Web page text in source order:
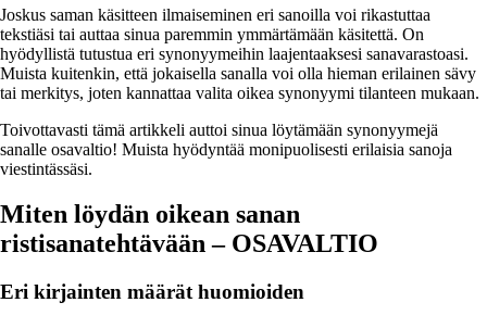
Joskus saman käsitteen ilmaiseminen eri sanoilla voi rikastuttaa
tekstiäsi tai auttaa sinua paremmin ymmärtämään käsitettä. On
hyödyllistä tutustua eri synonyymeihin laajentaaksesi sanavarastoasi.
Muista kuitenkin, että jokaisella sanalla voi olla hieman erilainen sävy
tai merkitys, joten kannattaa valita oikea synonyymi tilanteen mukaan.
Toivottavasti tämä artikkeli auttoi sinua löytämään synonyymejä
sanalle osavaltio! Muista hyödyntää monipuolisesti erilaisia sanoja
viestintässäsi.
Miten löydän oikean sanan
ristisanatehtävään – OSAVALTIO
Eri kirjainten määrät huomioiden